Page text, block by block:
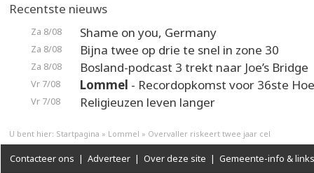
Recentste nieuws
Za 8/08 Shame on you, Germany
Za 8/08 Bijna twee op drie te snel in zone 30
Za 8/08 Bosland-podcast 3 trekt naar Joe’s Bridge
Vr 7/08 Lommel - Recordopkomst voor 36ste
Vr 7/08 Religieuzen leven langer
U bent hier: Startpagina » Lommel » Overvaller riskeert twee jaar cel
Contacteer ons | Adverteer | Over deze site | Gemeente-info & links